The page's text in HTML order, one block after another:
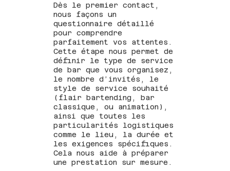
Dès le premier contact,
nous façons un
questionnaire détaillé
pour comprendre
parfaitement vos attentes.
Cette étape nous permet de
définir le type de service
de bar que vous organisez,
le nombre d’invités, le
style de service souhaité
(flair bartending, bar
classique, ou animation),
ainsi que toutes les
particularités logistiques
comme le lieu, la durée et
les exigences spécifiques.
Cela nous aide à préparer
une prestation sur mesure.